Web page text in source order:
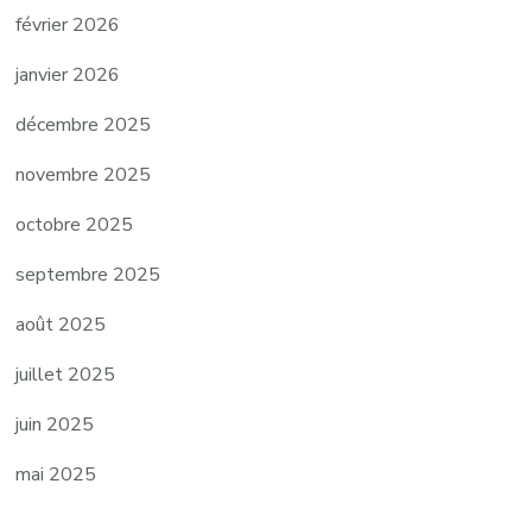
février 2026
janvier 2026
décembre 2025
novembre 2025
octobre 2025
septembre 2025
août 2025
juillet 2025
juin 2025
mai 2025